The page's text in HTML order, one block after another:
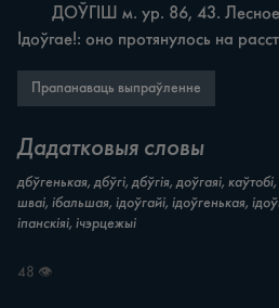
Ідоўгае!: оно протянулось на
Прапанаваць выпраўленне
Дадатковыя словы
дбўгенькая, дбўгі, дбўгія, доўгаяі,
шваі, ібальшая, ідоўгайі, ідоўгенькая,
іпанскіяі, ічэрцежыі
48 👁